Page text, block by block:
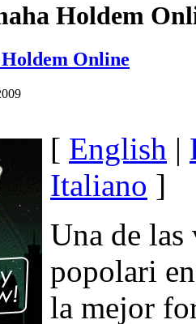
Holdem
Online
[ English |
Italiano ]
Una de las
popolari
la mejor